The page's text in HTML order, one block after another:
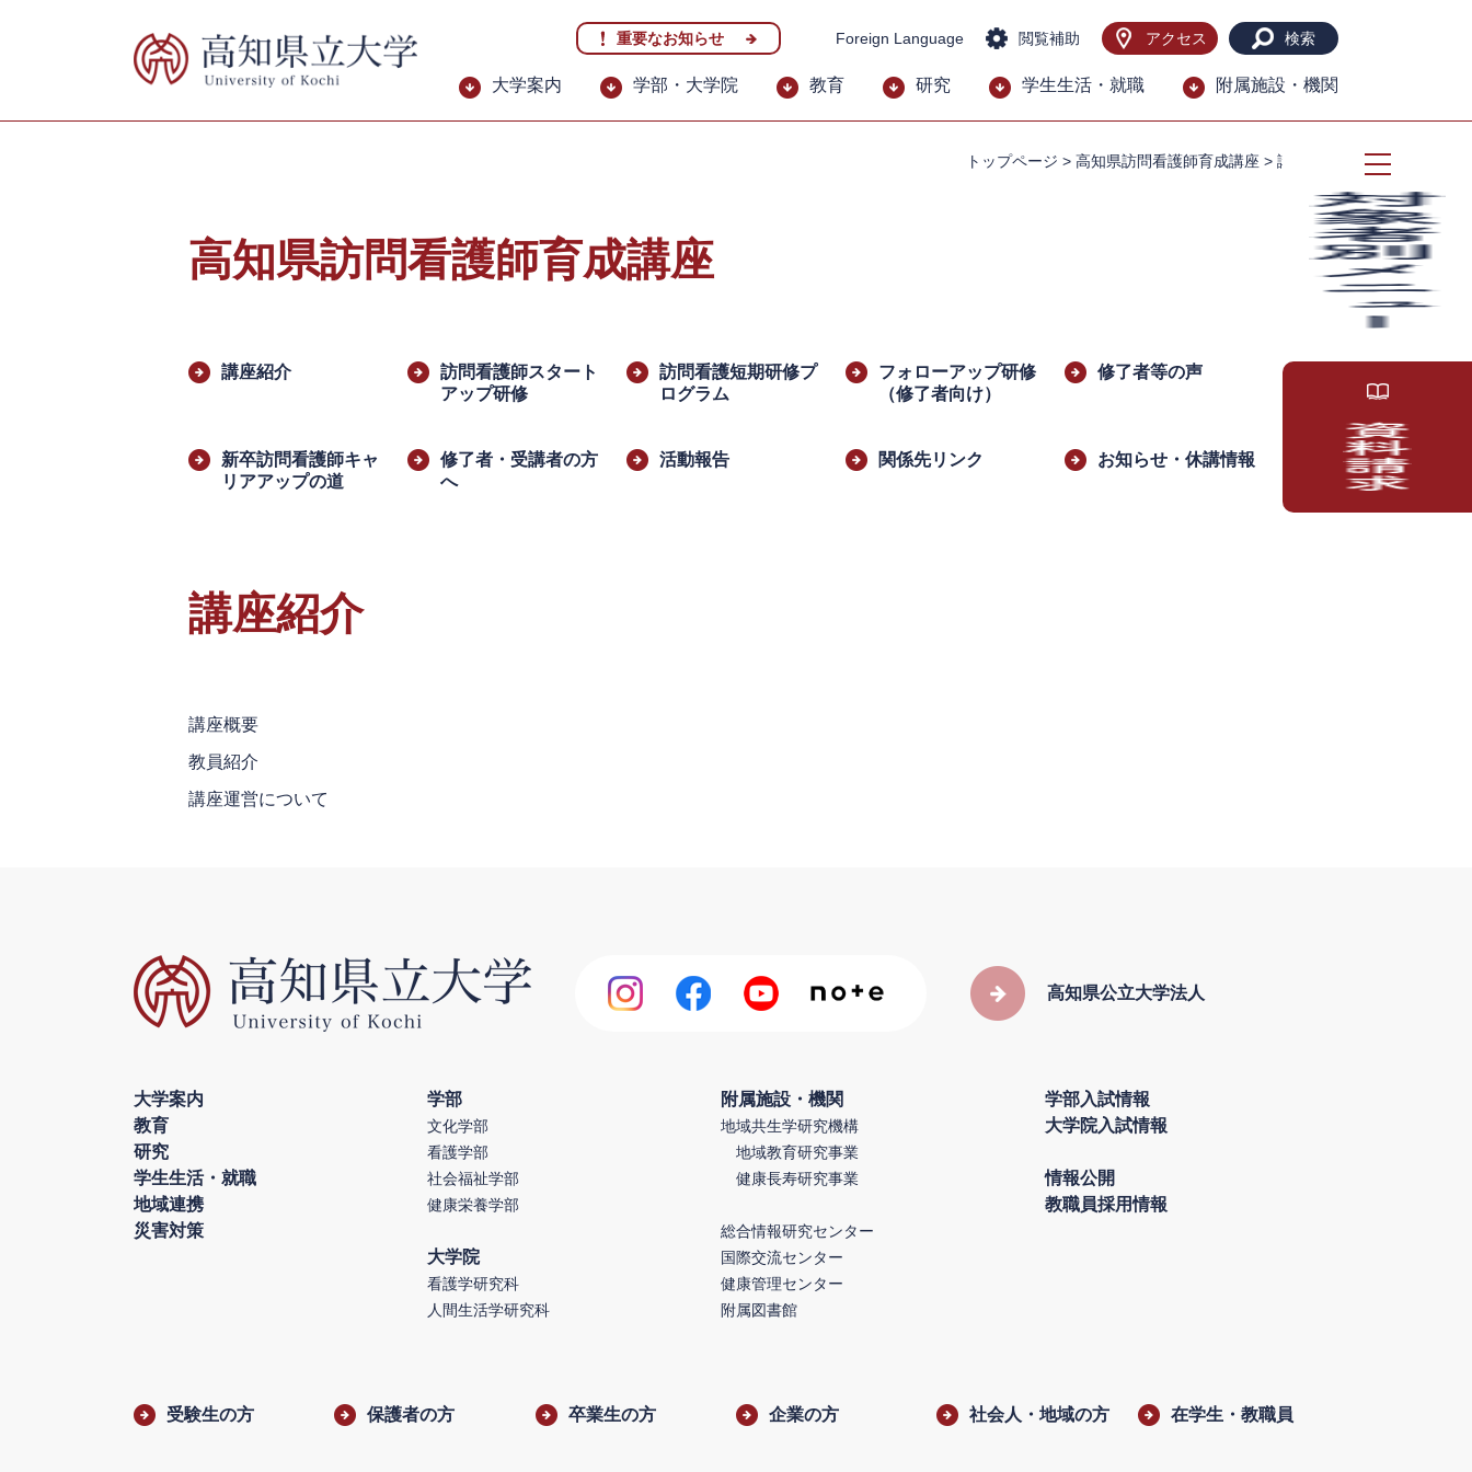
先
を
重要なお知らせ Foreign Language 閲覧補助 アクセス 検索
大学案内 学部・大学院 教育 研究 学生生活・就職 附属施設・機関
トップページ > 高知県訪問看護師育成講座 > 講座紹介
高知県訪問看護師育成講座
講座紹介
訪問看護師スタート
アップ研修
訪問看護短期研修プ
ログラム
フォローアップ研修
（修了者向け）
修了者等の声
新卒訪問看護師キャ
リアアップの道
修了者・受講者の方
へ
活動報告 関係先リンク お知らせ・休講情報
講座紹介
講座概要
教員紹介
講座運営について
高知県公立大学法人
大学案内
教育
研究
学生生活・就職
地域連携
災害対策
学部
文化学部
看護学部
社会福祉学部
健康栄養学部
大学院
看護学研究科
人間生活学研究科
附属施設・機関
地域共生学研究機構
地域教育研究事業
健康長寿研究事業
総合情報研究センター
国際交流センター
健康管理センター
附属図書館
学部入試情報
大学院入試情報
情報公開
教職員採用情報
受験生の方 保護者の方 卒業生の方 企業の方 社会人・地域の方 在学生・教職員